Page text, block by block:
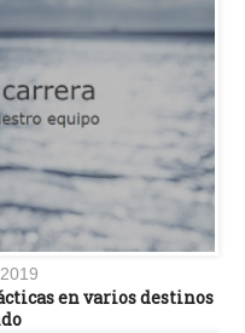
en varios destinos